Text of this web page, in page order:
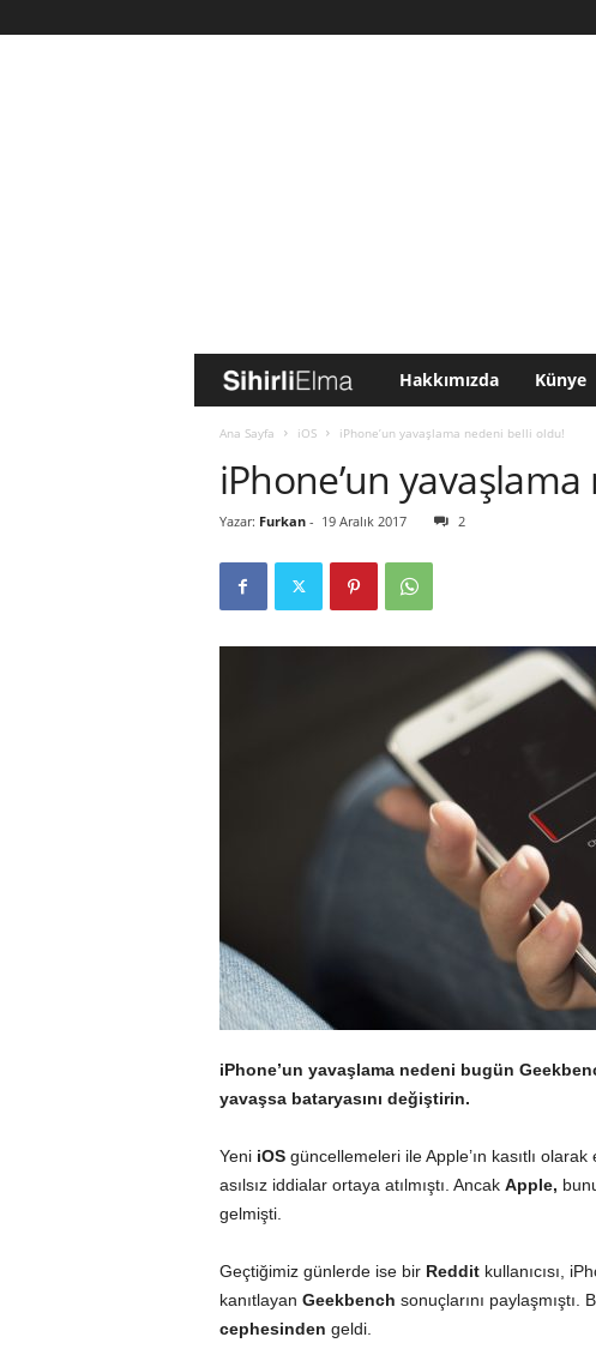
i
h
l
E
l
Hakkımızda Künye
Ana Sayfa iOS iPhone’un yavaşlama nedeni belli oldu!
iPhone’un
Yazar: Furkan- 19 Aralık 2017 2
iPhone’un yavaşlama nedeni bugün
yavaşsa bataryasını değiştirin.
Yeni iOSgüncellemeleri ile Apple’ın kasıtlı
asılsız iddialar ortaya atılmıştı. Ancak Apple,
gelmişti.
Geçtiğimiz günlerde ise bir Redditkullanıcısı,
kanıtlayan Geekbench sonuçlarını paylaşmıştı.
cephesinden geldi.